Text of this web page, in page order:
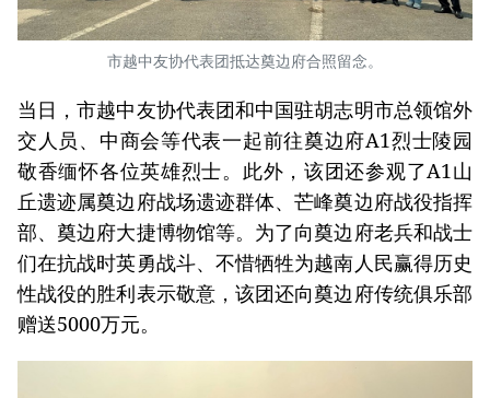
市越中友协代表团抵达奠边府合照留念。
当日，市越中友协代表团和中国驻胡志明市总领馆外
交人员、中商会等代表一起前往奠边府A1烈士陵园
敬香缅怀各位英雄烈士。此外，该团还参观了A1山
丘遗迹属奠边府战场遗迹群体、芒峰奠边府战役指挥
部、奠边府大捷博物馆等。为了向奠边府老兵和战士
们在抗战时英勇战斗、不惜牺牲为越南人民赢得历史
性战役的胜利表示敬意，该团还向奠边府传统俱乐部
赠送5000万元。